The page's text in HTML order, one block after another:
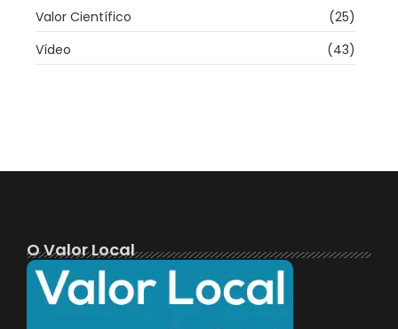
Valor Científico
(25)
Vídeo
(43)
O Valor Local